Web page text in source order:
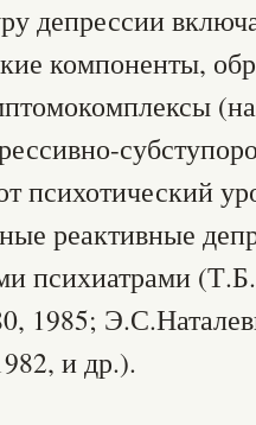
депрессии
компоненты,
психотический
реактивные
психиатрами
1985;
и др.).